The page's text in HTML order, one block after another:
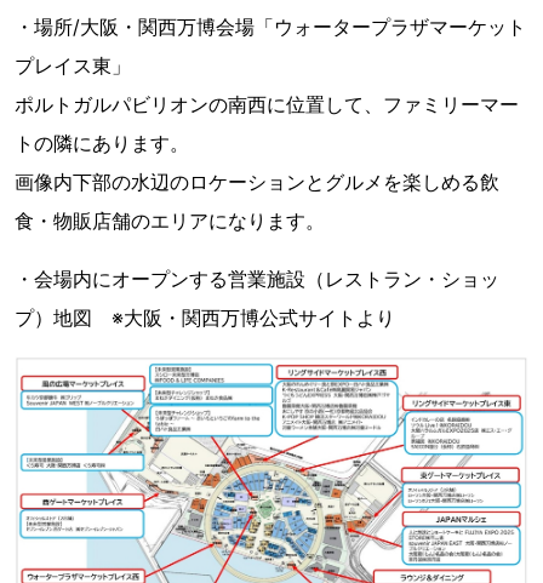
・場所/大阪・関西万博会場「ウォータープラザマーケット
プレイス東」
ポルトガルパビリオンの南西に位置して、ファミリーマー
トの隣にあります。
画像内下部の水辺のロケーションとグルメを楽しめる飲
食・物販店舗のエリアになります。
・会場内にオープンする営業施設（レストラン・ショッ
プ）地図 ※大阪・関西万博公式サイトより